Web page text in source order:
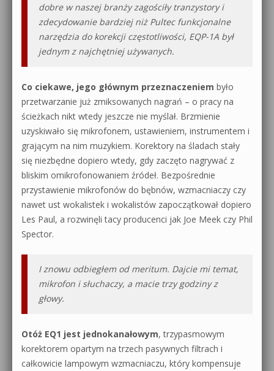
dobre w naszej branży zagościły tranzystory i
zdecydowanie bardziej niż Pultec funkcjonalne
narzędzia do korekcji częstotliwości, EQP-1A był
jednym z najchętniej używanych.
Co ciekawe, jego głównym przeznaczeniem było
przetwarzanie już zmiksowanych nagrań – o pracy na
ścieżkach nikt wtedy jeszcze nie myślał. Brzmienie
uzyskiwało się mikrofonem, ustawieniem, instrumentem i
grającym na nim muzykiem. Korektory na śladach stały
się niezbędne dopiero wtedy, gdy zaczęto nagrywać z
bliskim omikrofonowaniem źródeł. Bezpośrednie
przystawienie mikrofonów do bębnów, wzmacniaczy czy
nawet ust wokalistek i wokalistów zapoczątkował dopiero
Les Paul, a rozwinęli tacy producenci jak Joe Meek czy Phil
Spector.
I znowu odbiegłem od meritum. Dajcie mi temat,
mikrofon i słuchaczy, a macie trzy godziny z
głowy.
Otóż EQ1 jest jednokanałowym, trzypasmowym
korektorem opartym na trzech pasywnych filtrach i
całkowicie lampowym wzmacniaczu, który kompensuje